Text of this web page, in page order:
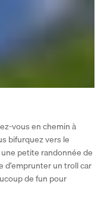
vous en chemin à
bifurquez vers le
une petite randonnée de
d’emprunter un troll car
de fun pour